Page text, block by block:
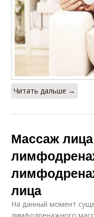
Читать дальше →
Массаж лица
лица
На данный момент